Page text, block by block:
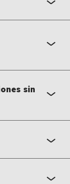
sin